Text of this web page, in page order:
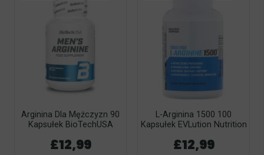
Arginina Dla Mężczyzn 90
Kapsułek BioTechUSA
£12,99
L-Arginina 1500 100
Kapsułek EVLution Nutrition
£12,99